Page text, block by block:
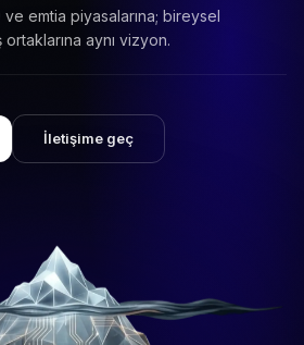
ve emtia piyasalarına; bireysel
ortaklarına aynı vizyon.
İletişime geç